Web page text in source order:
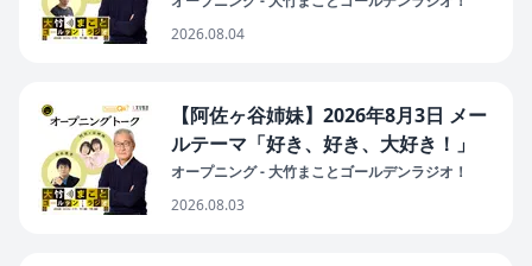
界／スフィア基準達成目標／防災拠点
2026.08.04
【阿佐ヶ谷姉妹】2026年8月3日 メー
ルテーマ「好き、好き、大好き！」
オープニング - 大竹まことゴールデンラジオ！
2026.08.03